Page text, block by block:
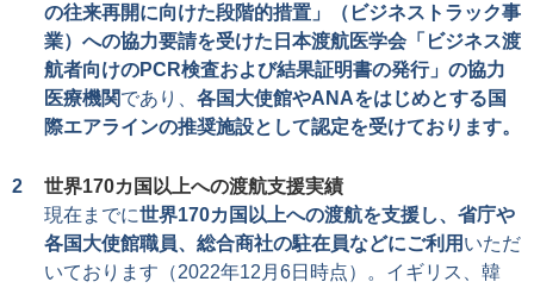
の往来再開に向けた段階的措置」（ビジネストラック事
業）への協力要請を受けた日本渡航医学会「ビジネス渡
航者向けのPCR検査および結果証明書の発行」の協力
医療機関であり、各国大使館やANAをはじめとする国
際エアラインの推奨施設として認定を受けております。
世界170カ国以上への渡航支援実績
現在までに世界170カ国以上への渡航を支援し、省庁や
各国大使館職員、総合商社の駐在員などにご利用 いただ
いております（2022年12月6日時点）。イギリス、韓